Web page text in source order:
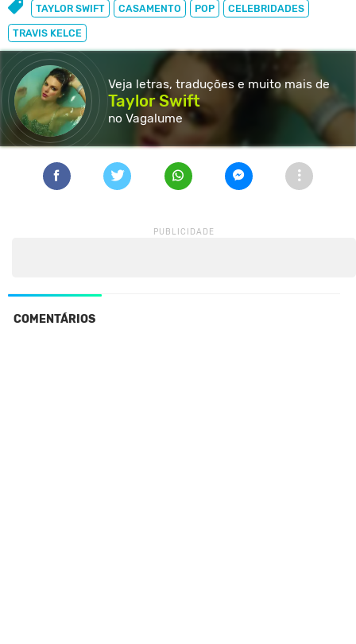
TAYLOR SWIFT CASAMENTO POP CELEBRIDADES
TRAVIS KELCE
Veja letras, traduções e muitomais de
Taylor Swift
no Vagalume
COMENTÁRIOS